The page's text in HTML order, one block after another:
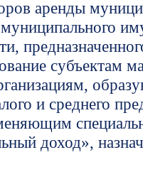
аренды
субъектам
и среднего
доход»,